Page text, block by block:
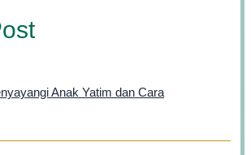
Anak Yatim dan Cara